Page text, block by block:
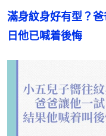
滿身紋身好有型？
日他已喊着後悔